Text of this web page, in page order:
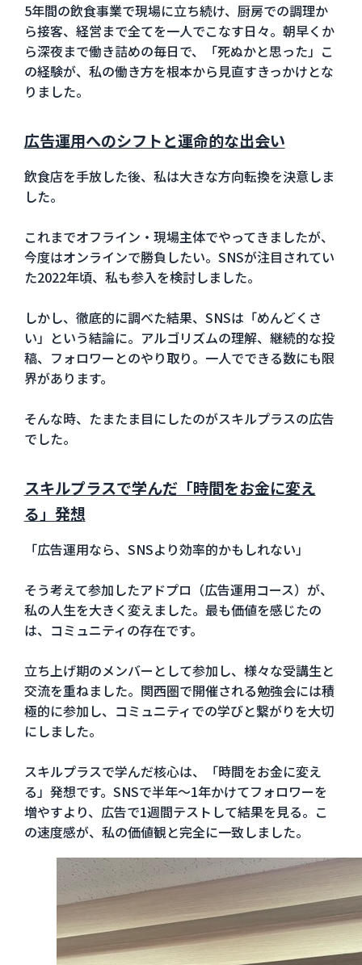
5年間の飲食事業で現場に立ち続け、厨房での調理か
ら接客、経営まで全てを一人でこなす日々。朝早くか
ら深夜まで働き詰めの毎日で、「死ぬかと思った」こ
の経験が、私の働き方を根本から見直すきっかけとな
りました。
広告運用へのシフトと運命的な出会い
飲食店を手放した後、私は大きな方向転換を決意しま
した。
これまでオフライン・現場主体でやってきましたが、
今度はオンラインで勝負したい。SNSが注目されてい
た2022年頃、私も参入を検討しました。
しかし、徹底的に調べた結果、SNSは「めんどくさ
い」という結論に。アルゴリズムの理解、継続的な投
稿、フォロワーとのやり取り。一人でできる数にも限
界があります。
そんな時、たまたま目にしたのがスキルプラスの広告
でした。
スキルプラスで学んだ「時間をお金に変え
る」発想
「広告運用なら、SNSより効率的かもしれない」
そう考えて参加したアドプロ（広告運用コース）が、
私の人生を大きく変えました。最も価値を感じたの
は、コミュニティの存在です。
立ち上げ期のメンバーとして参加し、様々な受講生と
交流を重ねました。関西圏で開催される勉強会には積
極的に参加し、コミュニティでの学びと繋がりを大切
にしました。
スキルプラスで学んだ核心は、「時間をお金に変え
る」発想です。SNSで半年〜1年かけてフォロワーを
増やすより、広告で1週間テストして結果を見る。こ
の速度感が、私の価値観と完全に一致しました。